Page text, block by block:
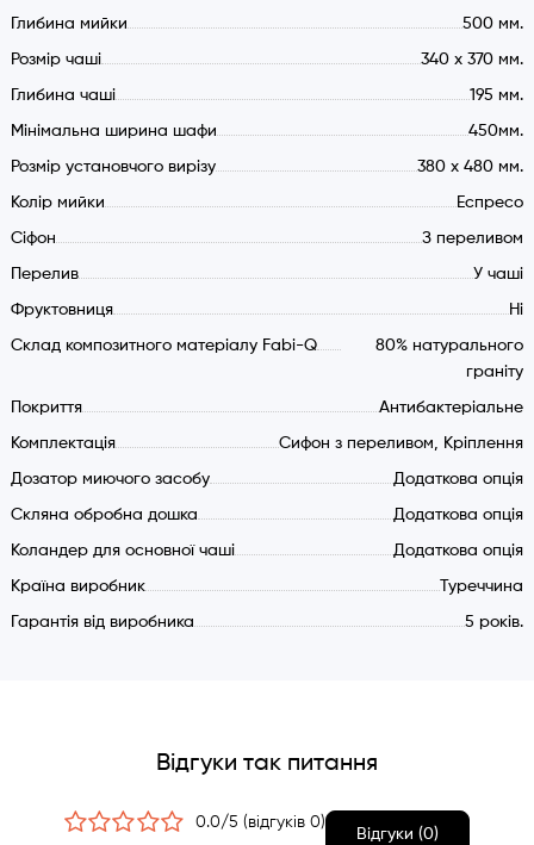
Глибина мийки 500 мм.
Розмір чаші 340 х 370 мм.
Глибина чаші 195 мм.
Мінімальна ширина шафи 450мм.
Розмір установчого вирізу 380 x 480 мм.
Колір мийки Еспресо
Cіфон З переливом
Перелив У чаші
Фруктовниця Ні
Склад композитного матеріалу Fabi-Q
80% натурального
граніту
Покриття Антибактеріальне
Комплектація Сифон з переливом, Кріплення
Дозатор миючого засобу Додаткова опція
Скляна обробна дошка Додаткова опція
Коландер для основної чаші Додаткова опція
Країна виробник Туреччина
Гарантія від виробника 5 років.
Відгуки так питання
0.0/5 (відгуків 0)
Відгуки (0)